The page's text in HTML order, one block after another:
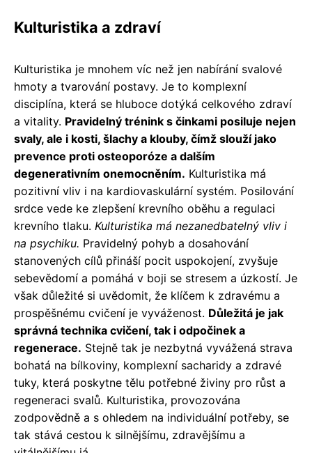
Kulturistika a zdraví
Kulturistika je mnohem víc než jen nabírání svalové
hmoty a tvarování postavy. Je to komplexní
disciplína, která se hluboce dotýká celkového zdraví
a vitality. Pravidelný trénink s činkami posiluje nejen
svaly, ale i kosti, šlachy a klouby, čímž slouží jako
prevence proti osteoporóze a dalším
degenerativním onemocněním. Kulturistika má
pozitivní vliv i na kardiovaskulární systém. Posilování
srdce vede ke zlepšení krevního oběhu a regulaci
krevního tlaku. Kulturistika má nezanedbatelný vliv i
na psychiku. Pravidelný pohyb a dosahování
stanovených cílů přináší pocit uspokojení, zvyšuje
sebevědomí a pomáhá v boji se stresem a úzkostí. Je
však důležité si uvědomit, že klíčem k zdravému a
prospěšnému cvičení je vyváženost. Důležitá je jak
správná technika cvičení, tak i odpočinek a
regenerace. Stejně tak je nezbytná vyvážená strava
bohatá na bílkoviny, komplexní sacharidy a zdravé
tuky, která poskytne tělu potřebné živiny pro růst a
regeneraci svalů. Kulturistika, provozována
zodpovědně a s ohledem na individuální potřeby, se
tak stává cestou k silnějšímu, zdravějšímu a